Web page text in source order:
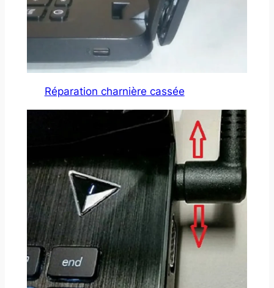
Réparation charnière cassée